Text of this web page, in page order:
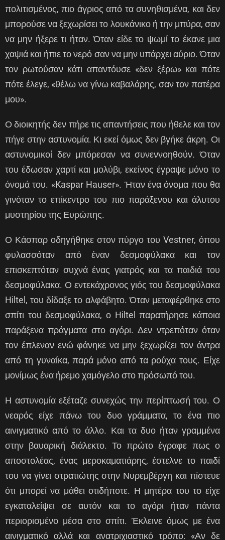
πολιτισμένος, πιο άγριος από τα συνηθισμένα, και δεν
μπορούσε να ξεχωρίσει το λουκάνικο ή την μπύρα, σαν
να μην ήξερε τι ήταν. Όταν είδε το ψωμί το έκανε μια
χαψιά και ήπιε το νερό σαν να μην υπάρχει αύριο. Όταν
τον ρωτούσαν κάτι απαντόυσε «δεν ξέρω» και πότε
πότε έλεγε, «θέλω να γίνω καβαλάρης, σαν τον πατέρα
μου».
Ο διοικητής δεν πήρε τις απαντήσεις που ήθελε και τον
πήγε στην αστυνομία. Κι εκεί όμως δεν βγήκε άκρη. Οι
αστυνομικοί δεν μπόρεσαν να συνεννοηθούν. Όταν
του έδωσαν χαρτί και μολύβι, εκείνος έγραψε μόνο το
όνομά του. «Kaspar Hauser». Ήταν ένα όνομα που θα
γινόταν το επίκεντρο του πιο παράξενου και άλυτου
μυστηρίου της Ευρώπης.
Ο Κάσπαρ οδηγήθηκε στον πύργο του Vestner, όπου
φυλασσόταν από έναν δεσμοφύλακα και τον
επισκεπτόταν συχνά ένας γιατρός και τα παιδιά του
δεσμοφύλακα. Ο εντεκάχρονος γιός του δεσμοφύλακα
Hiltel, του δίδαξε το αλφάβητο. Όταν μεταφέρθηκε στο
σπίτι του δεσμοφύλακα, ο Hiltel παρατήρησε κάποια
παράξενα πράγματα στο αγόρι. Δεν ντρεπόταν όταν
τον έπλεναν ενώ φάνηκε να μην ξεχωρίζει τον άντρα
από τη γυναίκα, παρά μόνο από τα ρούχα τους. Είχε
μονίμως ένα ήρεμο χαμόγελο στο πρόσωπό του.
Η αστυνομία εξέταζε συνεχώς την περίπτωσή του. Ο
νεαρός είχε πάνω του δυο γράμματα, το ένα πιο
αινιγματικό από το άλλο. Και τα δυο ήταν γραμμένα
στην βαυαρική διάλεκτο. Το πρώτο έγραφε πως ο
αποστολέας, ένας μεροκαματιάρης, έστελνε το παιδί
του να γίνει στρατιώτης στην Νυρεμβέργη και πίστευε
ότι μπορεί να μάθει οτιδήποτε. Η μητέρα του το είχε
εγκαταλείψει σε αυτόν και το αγόρι ήταν πάντα
περιορισμένο μέσα στο σπίτι. Έκλεινε όμως με ένα
αινιγματικό αλλά και ανατριχιαστικό τρόπο: «Αν δε